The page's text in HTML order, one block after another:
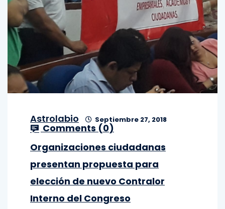
Astrolabio Septiembre 27, 2018
Comments (0)
Organizaciones ciudadanas
presentan propuesta para
elección de nuevo Contralor
Interno del Congreso